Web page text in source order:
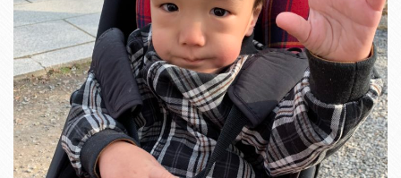
達
が
目
覚
ま
し
い
２
ヶ
月
で